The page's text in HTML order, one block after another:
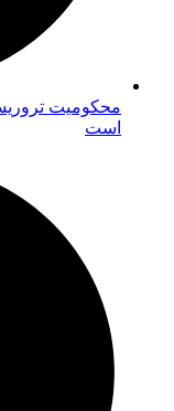
محکومیت
است